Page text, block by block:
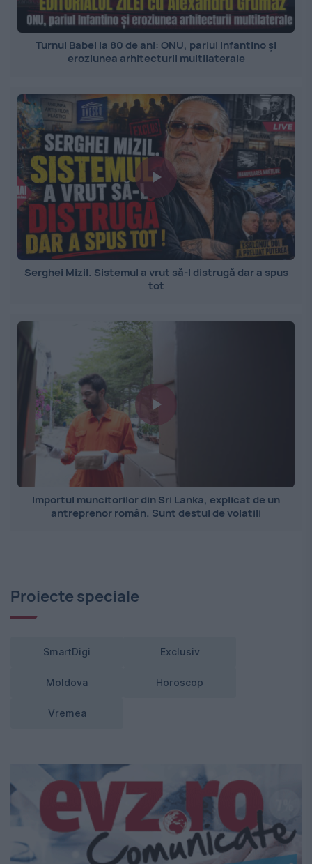
Turnul Babel la 80 de ani: ONU, pariul Infantino și
eroziunea arhitecturii multilaterale
Serghei Mizil. Sistemul a vrut să-l distrugă dar a spus
tot
Importul muncitorilor din Sri Lanka, explicat de un
antreprenor român. Sunt destul de volatili
Proiecte speciale
SmartDigi Exclusiv
Moldova Horoscop
Vremea